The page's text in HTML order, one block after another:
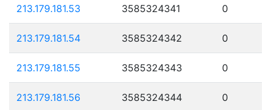
213.179.181.53 3585324341 0
213.179.181.54 3585324342 0
213.179.181.55 3585324343 0
213.179.181.56 3585324344 0